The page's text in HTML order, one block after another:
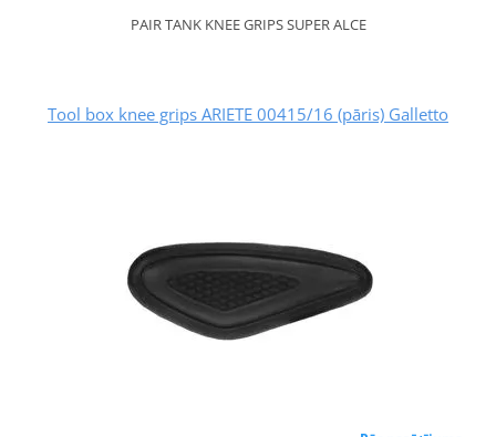
PAIR TANK KNEE GRIPS SUPER ALCE
Tool box knee grips ARIETE 00415/16 (pāris) Galletto